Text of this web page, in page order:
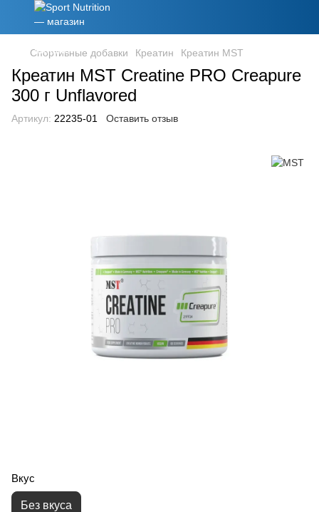
Спортивные добавки Креатин Креатин MST
Креатин MST Creatine PRO Creapure
300 г Unflavored
Артикул: 22235-01 Оставить отзыв
Вкус
Без вкуса